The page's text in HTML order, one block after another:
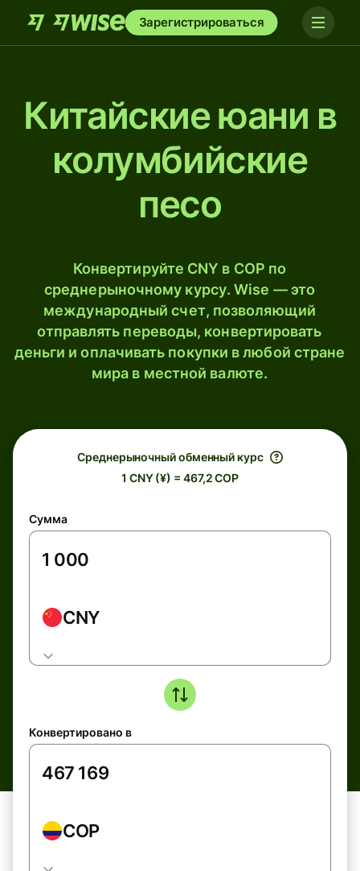
Зарегистрироваться
Китайские юани в
колумбийские
песо
Конвертируйте CNY в COP по
среднерыночному курсу. Wise — это
международный счет, позволяющий
отправлять переводы, конвертировать
деньги и оплачивать покупки в любой стране
мира в местной валюте.
Среднерыночный обменный курс
1 CNY (¥) = 467,2 COP
Сумма
CNY
Конвертировано в
COP